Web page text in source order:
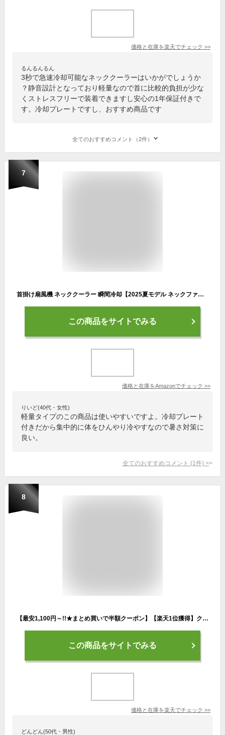
価格と在庫を楽天でチェック >>
るんるんるん
3秒で急速冷却可能なネッククーラーはいかがでしょうか
？静音設計となっており軽量なので首に比較的負担が少な
くストレスフリーで装着できますし安心の1年保証付きで
す。冷却プレートですし、おすすめ商品です
全てのおすすめコメント（2件）
7
首掛け扇風機 ネッククーラー 瞬間冷却【2025夏モデル ネックファン 冷感 MAX-20℃】3段階風量＆冷感調節 ハンディクーラー おしゃれ 上下方向送風 羽根なし 角度調節可能 半導体冷却プレート 6000mAh大容量 Type-C充電式 首掛けファン 静音 節電 省エネ 携帯扇風機 LCD液晶ディスプレイ 熱中症対策/誕生日/プレゼント (黒)
この商品をサイトでみる
価格と在庫をAmazonでチェック >>
りいど(40代・女性)
軽量タイプのこの商品は使いやすいですよ。冷却プレート
付きだから集中的に体をひんやり冷やすなので暑さ対策に
良い。
全てのおすすめコメント (1 件) >
8
【最安1,100円～!!★まとめ買いで半額クーポン】【楽天1位獲得】クールリング 超極太 28℃『長時間タイプ』 ヒヤイ ビッグ HYAY 太い 首太 XL 男性 太めトーン アイススヌード TONE ice snood big クール冷感リング ネッククーラー 大人 アイスネックリング 冷感 ひんやり
この商品をサイトでみる
価格と在庫を楽天でチェック >>
どんどん(50代・男性)